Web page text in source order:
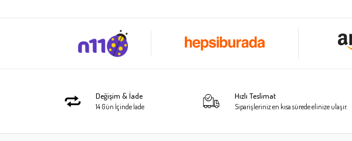
Değişim & İade
14 Gün İçinde İade
Hızlı Teslimat
Siparişleriniz en kısa sürede elinize ulaşır.